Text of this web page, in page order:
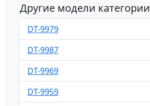
Другие модели категории
DT-9979
DT-9987
DT-9969
DT-9959